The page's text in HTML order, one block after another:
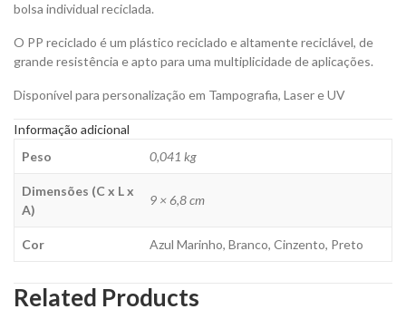
bolsa individual reciclada.
O PP reciclado é um plástico reciclado e altamente reciclável, de
grande resistência e apto para uma multiplicidade de aplicações.
Disponível para personalização em Tampografia, Laser e UV
Informação adicional
Peso
0,041 kg
Dimensões (C x L x
A)
9 × 6,8 cm
Cor Azul Marinho, Branco, Cinzento, Preto
Related Products